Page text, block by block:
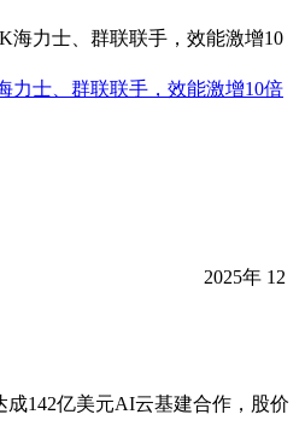
力士、群联联手，效能激增10倍
2025年 12